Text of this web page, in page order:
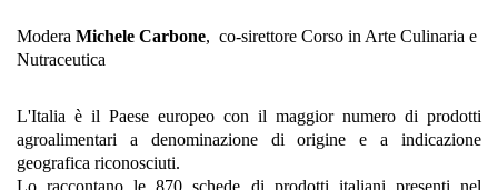
Modera Michele Carbone, co-sirettore Corso in Arte Culinaria e
Nutraceutica
L'Italia è il Paese europeo con il maggior numero di prodotti
agroalimentari a denominazione di origine e a indicazione
geografica riconosciuti.
Lo raccontano le 870 schede di prodotti italiani presenti nel